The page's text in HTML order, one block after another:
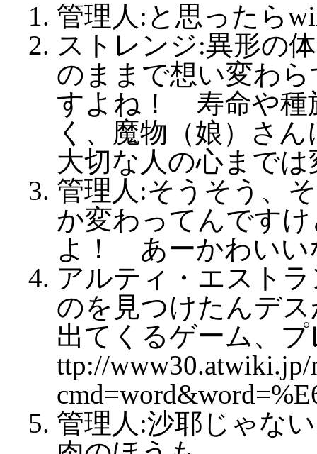
管理人:と思ったら
ストレンジ:異形の
のままで想い変わ
すよね！ 寿命や種
く、魔物（娘）さ
大切な人の心まで
管理人:そうそう、
か変わってんです
よ！ あーかわいい
アルティ・エスト
のを見つけたんデ
出てくるゲーム、
ttp://www30.atwiki.jp/
管理人:沙耶じゃな